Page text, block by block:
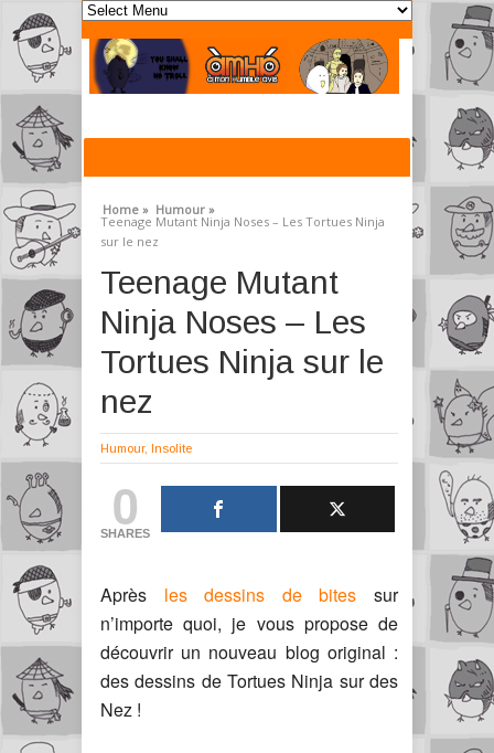
Home » Humour »
Teenage Mutant Ninja Noses – Les Tortues Ninja
sur le nez
Teenage Mutant
Ninja Noses – Les
Tortues Ninja sur le
nez
Humour, Insolite
0
SHARES
Après les dessins de bites sur
n’importe quoi, je vous propose de
découvrir un nouveau blog original :
des dessins de Tortues Ninja sur des
Nez !